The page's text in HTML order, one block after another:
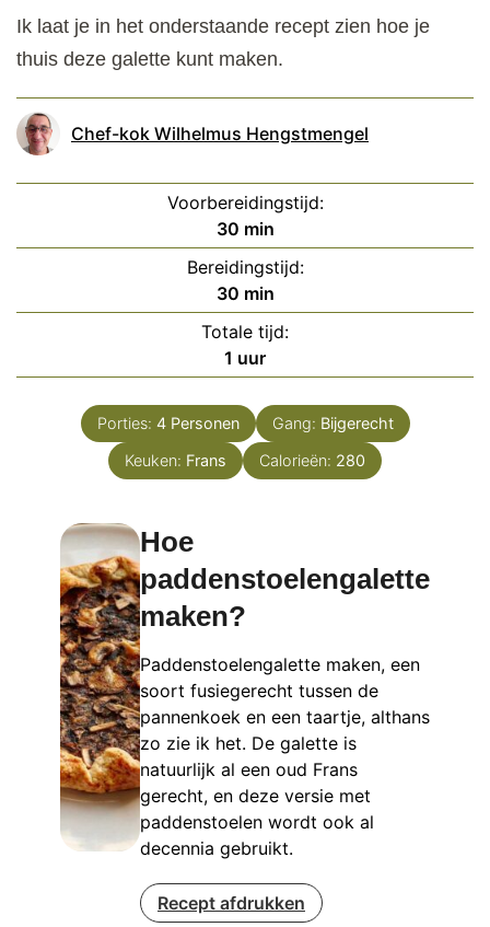
Ik laat je in het onderstaande recept zien hoe je
thuis deze galette kunt maken.
Chef-kok Wilhelmus Hengstmengel
Voorbereidingstijd:
30minuten
min
Bereidingstijd:
30minuten
min
Totale tijd:
1 uur
uur
Porties: 4 Personen Gang: Bijgerecht
Keuken: Frans Calorieën: 280
Hoe
paddenstoelengalette
maken?
Paddenstoelengalette maken, een
soort fusiegerecht tussen de
pannenkoek en een taartje, althans
zo zie ik het. De galette is
natuurlijk al een oud Frans
gerecht, en deze versie met
paddenstoelen wordt ook al
decennia gebruikt.
Recept afdrukken